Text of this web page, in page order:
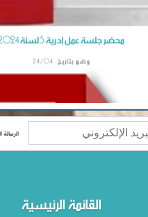
الرسالة
القائمة الرئيسية